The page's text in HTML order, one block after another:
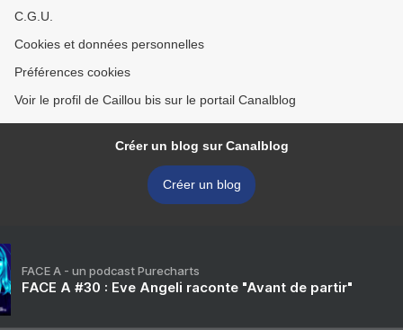
C.G.U.
Cookies et données personnelles
Préférences cookies
Voir le profil de Caillou bis sur le portail Canalblog
Créer un blog sur Canalblog
Créer un blog
FACE A - un podcast Purecharts
FACE A #30 : Eve Angeli raconte "Avant de partir"